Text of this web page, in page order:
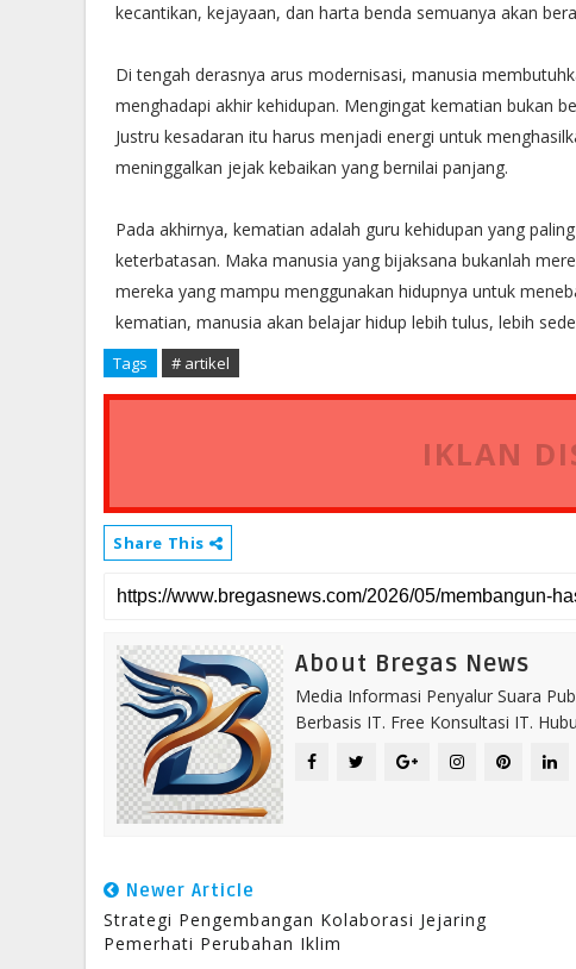
kecantikan, kejayaan, dan harta benda semuanya akan
Di tengah derasnya arus modernisasi, manusia
menghadapi akhir kehidupan. Mengingat kematian bukan
Justru kesadaran itu harus menjadi energi untuk
meninggalkan jejak kebaikan yang bernilai panjang.
Pada akhirnya, kematian adalah guru kehidupan yang
keterbatasan. Maka manusia yang bijaksana bukanlah
mereka yang mampu menggunakan hidupnya untuk
kematian, manusia akan belajar hidup lebih tulus, lebih
Tags # artikel
IKLAN
Share This
About Bregas News
Media Informasi Penyalur Suara
Berbasis IT. Free Konsultasi IT.
Newer Article
Strategi Pengembangan Kolaborasi Jejaring
Pemerhati Perubahan Iklim